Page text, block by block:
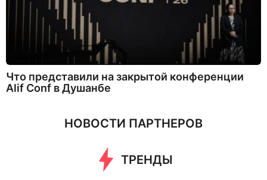
Что представили на закрытой конференции
Alif Conf в Душанбе
НОВОСТИ ПАРТНЕРОВ
ТРЕНДЫ